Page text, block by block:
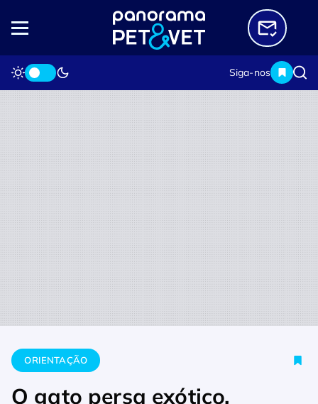
Siga-nos
Home Orientação O gato persa exótico, adorável e único
ORIENTAÇÃO
O gato persa exótico,